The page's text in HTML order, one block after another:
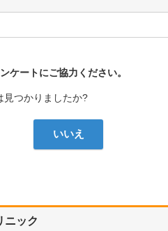
ケートにご協力ください。
見つかりましたか?
いいえ
ニック